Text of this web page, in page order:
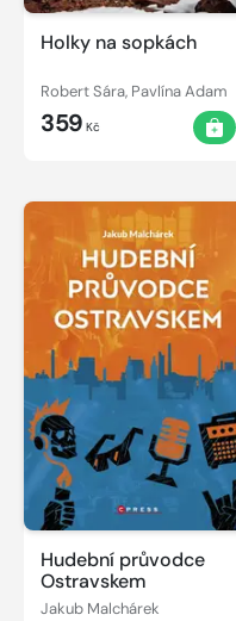
Holky na sopkách
Robert Sára, Pavlína Adam
359 Kč
Hudební průvodce
Ostravskem
Jakub Malchárek